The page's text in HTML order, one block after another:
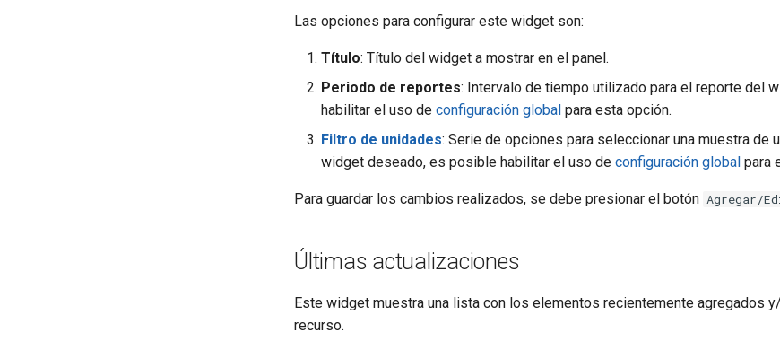
Las opciones para configurar este widget son:
Título: Título del widget a mostrar en el panel.
Periodo de reportes: Intervalo de tiempo utilizado para el reporte del
habilitar el uso de configuración global para esta opción.
Filtro de unidades: Serie de opciones para seleccionar una muestra de
widget deseado, es posible habilitar el uso de configuración global para
Para guardar los cambios realizados, se debe presionar el botón Agregar/
Últimas actualizaciones
Este widget muestra una lista con los elementos recientemente agregados
recurso.